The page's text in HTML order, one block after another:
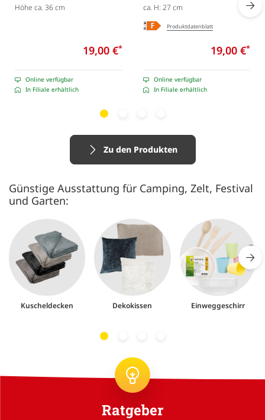
Höhe ca. 36 cm
19,00 €*
Online verfügbar
In Filiale erhältlich
ca. H: 27 cm
Produktdatenblatt
19,00 €*
Online verfügbar
In Filiale erhältlich
Zu den Produkten
Günstige Ausstattung für Camping, Zelt, Festival
und Garten:
Kuscheldecken Dekokissen Einweggeschirr
Ratgeber